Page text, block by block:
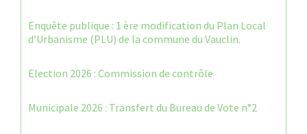
Enquête publique : 1 ère modification du Plan Local
d’Urbanisme (PLU) de la commune du Vauclin.
Election 2026 : Commission de contrôle
Municipale 2026 : Transfert du Bureau de Vote n°2